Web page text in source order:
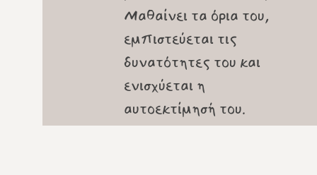
Μαθαίνει τα όρια του,
εμπιστεύεται τις
δυνατότητες του και
ενισχύεται η
αυτοεκτίμησή του.